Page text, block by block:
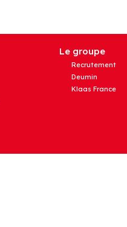
Le groupe
Recrutement
Deumin
Klaas France